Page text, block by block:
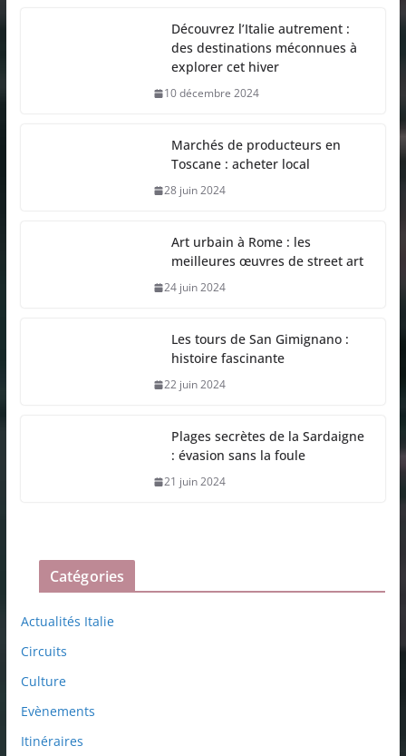
Découvrez l’Italie autrement :
des destinations méconnues à
explorer cet hiver
10 décembre 2024
Marchés de producteurs en
Toscane : acheter local
28 juin 2024
Art urbain à Rome : les
meilleures œuvres de street art
24 juin 2024
Les tours de San Gimignano :
histoire fascinante
22 juin 2024
Plages secrètes de la Sardaigne
: évasion sans la foule
21 juin 2024
Catégories
Actualités Italie
Circuits
Culture
Evènements
Itinéraires